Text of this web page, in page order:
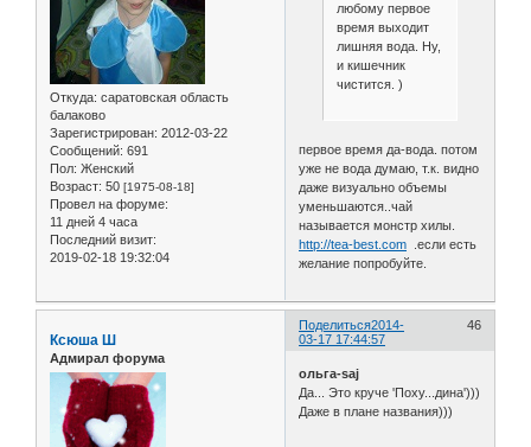
Откуда: саратовская область
балаково
Зарегистрирован: 2012-03-22
Сообщений: 691
Пол: Женский
Возраст: 50 [1975-08-18]
Провел на форуме:
11 дней 4 часа
Последний визит:
2019-02-18 19:32:04
любому первое
время выходит
лишняя вода. Ну,
и кишечник
чистится. )
первое время да-вода. потом
уже не вода думаю, т.к. видно
даже визуально объемы
уменьшаются..чай
называется монстр хилы.
http://tea-best.com .если есть
желание попробуйте.
Поделиться 46
2014-
03-17 17:44:57
Ксюша Ш
Адмирал форума
ольга-saj
Да... Это круче 'Поху...дина')))
Даже в плане названия)))